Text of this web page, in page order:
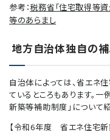
参考：税務省「住宅取得等
等のあらまし
地方自治体独自の
自治体によっては、省エネ
ているところもあります。
新築等補助制度」について紹
【令和6年度 省エネ住宅新